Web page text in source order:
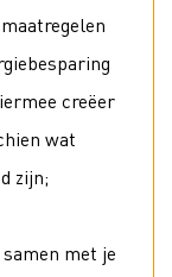
creëer
wat
zijn;
samen met je